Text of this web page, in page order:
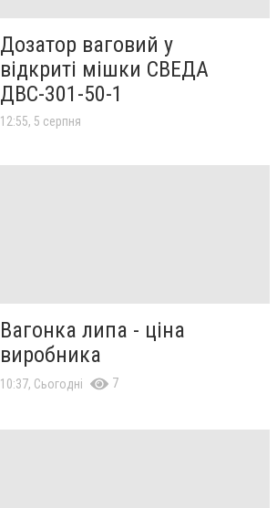
Дозатор ваговий у
відкриті мішки СВЕДА
ДВС-301-50-1
12:55, 5 серпня
Вагонка липа - ціна
виробника
10:37, Сьогодні 7